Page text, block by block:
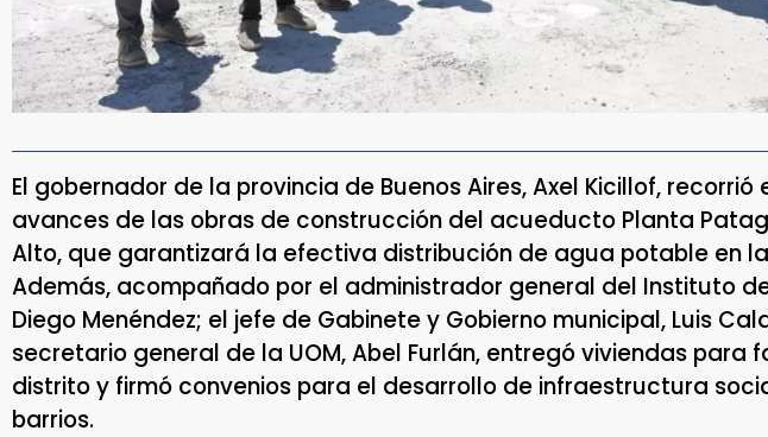
El gobernador de la provincia de Buenos Aires, Axel Kicillof, recorrió
avances de las obras de construcción del acueducto Planta
Alto, que garantizará la efectiva distribución de agua potable en
Además, acompañado por el administrador general del Instituto
Diego Menéndez; el jefe de Gabinete y Gobierno municipal, Luis
secretario general de la UOM, Abel Furlán, entregó viviendas para
distrito y firmó convenios para el desarrollo de infraestructura
barrios.